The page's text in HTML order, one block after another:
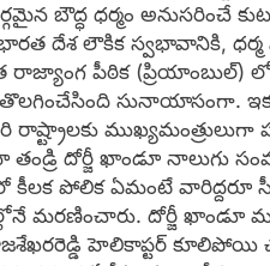
బౌద్ధ ధర్మం అనుసరించే
దేశ లౌకిక స్వభావానికి, ధర్మ
పీఠిక (ప్రియాంబుల్‌) లో
సునాయాసంగా. ఇక
రాష్ట్రాలకు ముఖ్యమంత్రులుగా
దోర్జీ ఖాండూ నాలుగు
కీలక పోలిక ఏమంటే
మరణించారు. దోర్జీ ఖాండూ
హెలికాప్టర్‌ కూలిపోయి